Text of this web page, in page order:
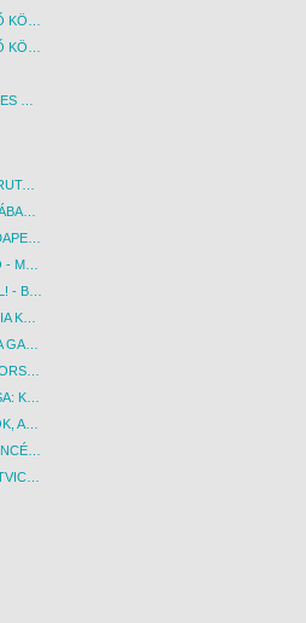
KIRÁLYI VÁROSOK KÖRUTAZÁS KÖZVETLEN REPÜLŐJÁRATTAL - BUDAPEST, REPÜLŐ